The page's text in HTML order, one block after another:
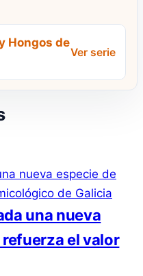
Hongos de
Ver serie
una nueva
el valor